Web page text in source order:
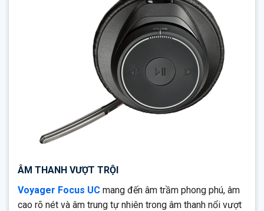
ÂM THANH VƯỢT TRỘI
Voyager Focus UC mang đến âm trầm phong phú, âm
cao rõ nét và âm trung tự nhiên trong âm thanh nổi vượt